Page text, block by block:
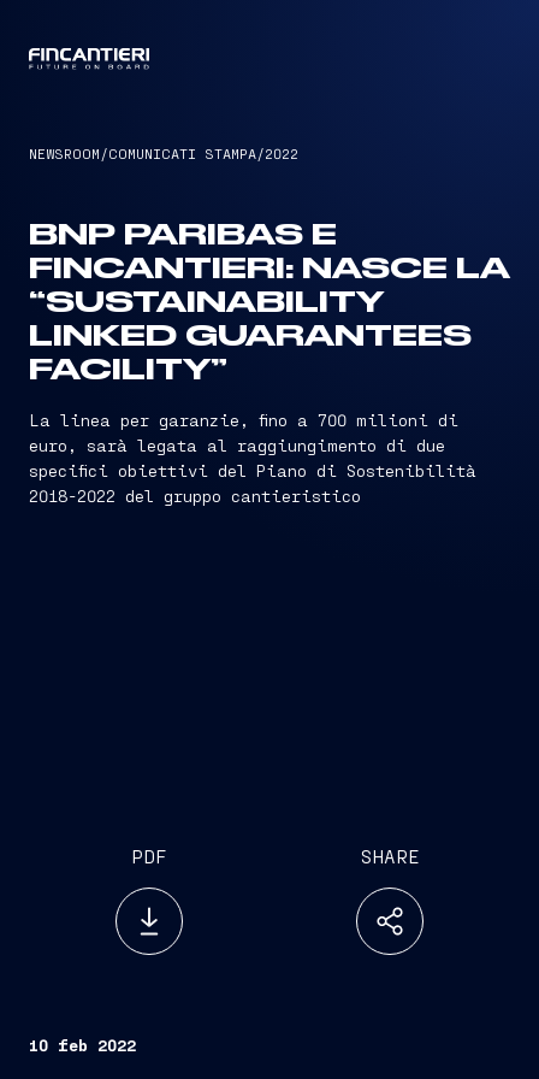
NEWSROOM /COMUNICATI STAMPA/2022
BNP PARIBAS E
FINCANTIERI: NASCE LA
“SUSTAINABILITY
LINKED GUARANTEES
FACILITY”
La linea per garanzie, fino a 700 milioni di
euro, sarà legata al raggiungimento di due
specifici obiettivi del Piano di Sostenibilità
2018-2022 del gruppo cantieristico
PDF SHARE
10 feb 2022